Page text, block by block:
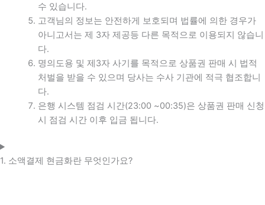
수 있습니다.
고객님의 정보는 안전하게 보호되며 법률에 의한 경우가
아니고서는 제 3자 제공등 다른 목적으로 이용되지 않습니
다.
명의도용 및 제3자 사기를 목적으로 상품권 판매 시 법적
처벌을 받을 수 있으며 당사는 수사 기관에 적극 협조합니
다.
은행 시스템 점검 시간(23:00 ~00:35)은 상품권 판매 신청
시 점검 시간 이후 입금 됩니다.
1. 소액결제 현금화란 무엇인가요?